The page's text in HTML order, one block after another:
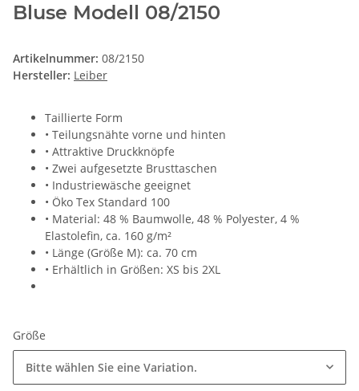
Bluse Modell 08/2150
Artikelnummer: 08/2150
Hersteller: Leiber
Taillierte Form
• Teilungsnähte vorne und hinten
• Attraktive Druckknöpfe
• Zwei aufgesetzte Brusttaschen
• Industriewäsche geeignet
• Öko Tex Standard 100
• Material: 48 % Baumwolle, 48 % Polyester, 4 %
Elastolefin, ca. 160 g/m²
• Länge (Größe M): ca. 70 cm
• Erhältlich in Größen: XS bis 2XL
Größe
Bitte wählen Sie eine Variation.